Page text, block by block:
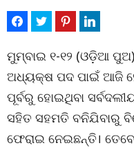
ମୁମ୍ବାଇ ୧-୧୨ (ଓଡ଼ିଆ ପୁଅ)
ଅଧ୍ୟକ୍ଷ ପଦ ପାଇଁ ଆଜି
ପୂର୍ବରୁ ହୋଇଥିବା
ସହିତ ସହମତି ବନିଯିବାରୁ
ଫେରାଇ ନେଇଛନ୍ତି। ତେବେ